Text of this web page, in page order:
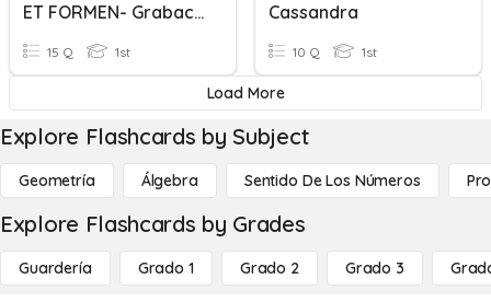
ET FORMEN- Grabación De Datos
15 Q 1st
Cassandra
10 Q 1st
Load More
Explore Flashcards by Subject
Geometría Álgebra Sentido De Los Números
Explore Flashcards by Grades
Guardería Grado 1 Grado 2 Grado 3